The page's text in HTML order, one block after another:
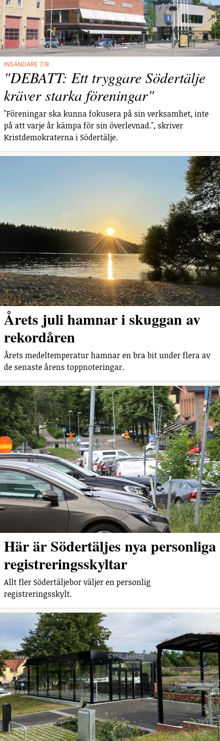
INSÄNDARE 7/8
"DEBATT: Ett tryggare Södertälje
kräver starka föreningar"
"Föreningar ska kunna fokusera på sin verksamhet, inte
på att varje år kämpa för sin överlevnad.", skriver
Kristdemokraterna i Södertälje.
Årets juli hamnar i skuggan av
rekordåren
Årets medeltemperatur hamnar en bra bit under flera av
de senaste årens toppnoteringar.
Här är Södertäljes nya personliga
registreringsskyltar
Allt fler Södertäljebor väljer en personlig
registreringsskylt.